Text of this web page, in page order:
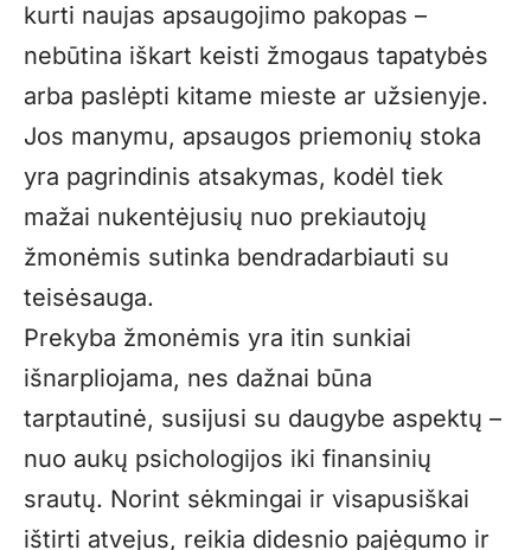
kurti naujas apsaugojimo pakopas –
nebūtina iškart keisti žmogaus tapatybės
arba paslėpti kitame mieste ar užsienyje.
Jos manymu, apsaugos priemonių stoka
yra pagrindinis atsakymas, kodėl tiek
mažai nukentėjusių nuo prekiautojų
žmonėmis sutinka bendradarbiauti su
teisėsauga.
Prekyba žmonėmis yra itin sunkiai
išnarpliojama, nes dažnai būna
tarptautinė, susijusi su daugybe aspektų –
nuo aukų psichologijos iki finansinių
srautų. Norint sėkmingai ir visapusiškai
ištirti atvejus, reikia didesnio pajėgumo ir